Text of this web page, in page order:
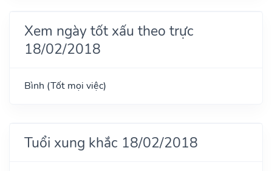
Xem ngày tốt xấu theo trực
18/02/2018
Bình (Tốt mọi việc)
Tuổi xung khắc 18/02/2018